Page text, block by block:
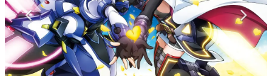
マンガ
女性向け
アプリレビュー